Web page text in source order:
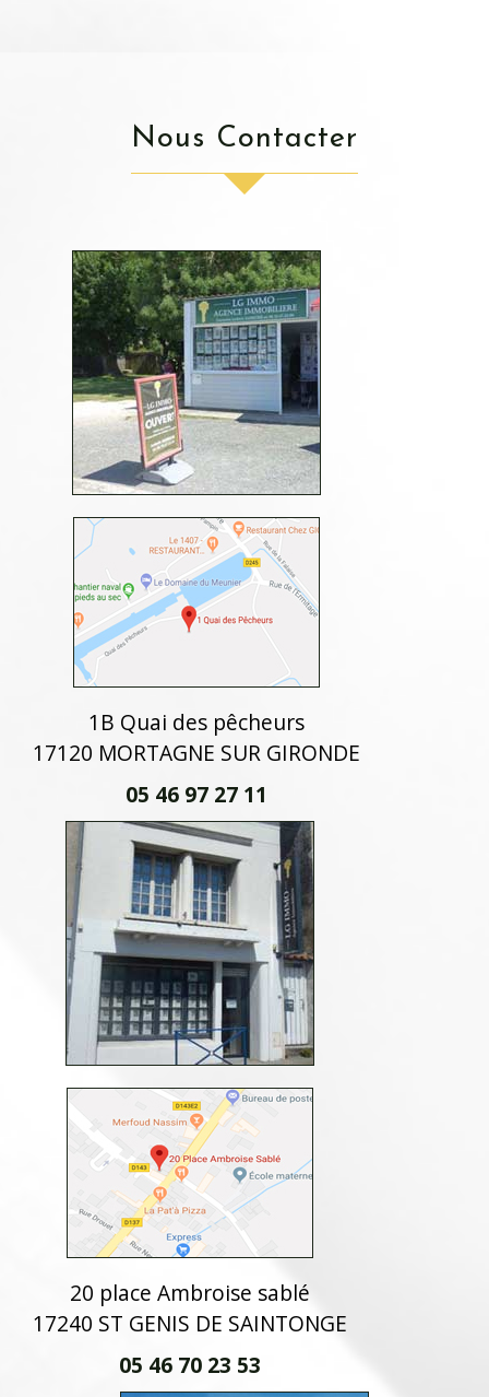
Nous Contacter
1B Quai des pêcheurs
17120 MORTAGNE SUR GIRONDE
05 46 97 27 11
20 place Ambroise sablé
17240 ST GENIS DE SAINTONGE
05 46 70 23 53